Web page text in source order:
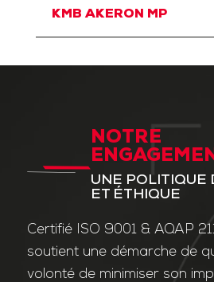
KMB AKERON MP
NOTRE
UNE POLITIQUE
ET ÉTHIQUE
Certifié ISO 9001 & AQAP
soutient une démarche de
volonté de minimiser son